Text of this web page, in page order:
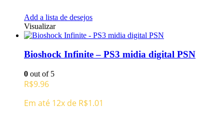
Add a lista de desejos
Visualizar
Bioshock Infinite – PS3 midia digital PSN
0 out of 5
R$9.96
Em até 12x de R$1.01